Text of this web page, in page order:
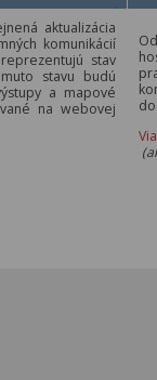
aktualizácia
komunikácií
stav
stavu budú
a mapové
na webovej